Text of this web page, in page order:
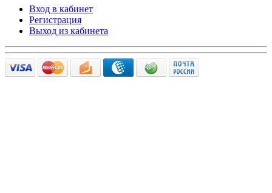
Вход в кабинет
Регистрация
Выход из кабинета